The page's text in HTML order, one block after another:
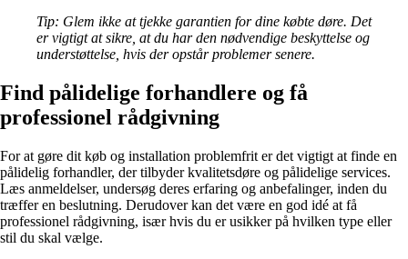
Tip: Glem ikke at tjekke garantien for dine købte døre. Det
er vigtigt at sikre, at du har den nødvendige beskyttelse og
understøttelse, hvis der opstår problemer senere.
Find pålidelige forhandlere og få
professionel rådgivning
For at gøre dit køb og installation problemfrit er det vigtigt at finde en
pålidelig forhandler, der tilbyder kvalitetsdøre og pålidelige services.
Læs anmeldelser, undersøg deres erfaring og anbefalinger, inden du
træffer en beslutning. Derudover kan det være en god idé at få
professionel rådgivning, især hvis du er usikker på hvilken type eller
stil du skal vælge.